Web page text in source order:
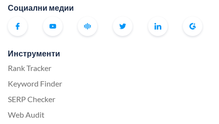
Социални медии
Инструменти
Rank Tracker
Keyword Finder
SERP Checker
Web Audit